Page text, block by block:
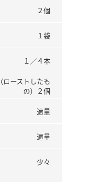
２個
１袋
１／４本
（ローストしたも
の）２個
適量
適量
少々